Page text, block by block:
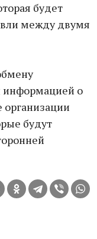
будет
между двумя
информацией о
будут